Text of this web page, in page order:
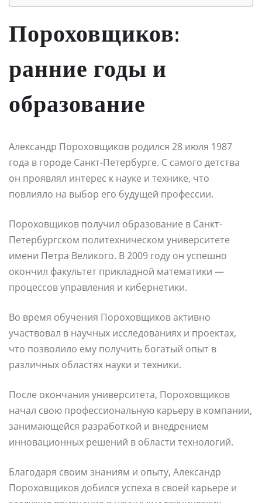
Пороховщиков:
ранние годы и
образование
Александр Пороховщиков родился 28 июля 1987
года в городе Санкт-Петербурге. С самого детства
он проявлял интерес к науке и технике, что
повлияло на выбор его будущей профессии.
Пороховщиков получил образование в Санкт-
Петербургском политехническом университете
имени Петра Великого. В 2009 году он успешно
окончил факультет прикладной математики —
процессов управления и кибернетики.
Во время обучения Пороховщиков активно
участвовал в научных исследованиях и проектах,
что позволило ему получить богатый опыт в
различных областях науки и техники.
После окончания университета, Пороховщиков
начал свою профессиональную карьеру в компании,
занимающейся разработкой и внедрением
инновационных решений в области технологий.
Благодаря своим знаниям и опыту, Александр
Пороховщиков добился успеха в своей карьере и